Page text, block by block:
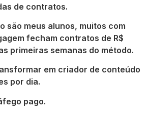
de contratos.
são meus alunos, muitos com
fecham contratos de R$
primeiras semanas do método.
em criador de conteúdo
por dia.
pago.